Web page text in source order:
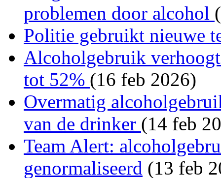
problemen door alcohol
Politie gebruikt nieuwe
Alcoholgebruik
tot 52% (16 feb 2026)
Overmatig
van de drinker (14 feb
Team Alert:
genormaliseerd (13 feb